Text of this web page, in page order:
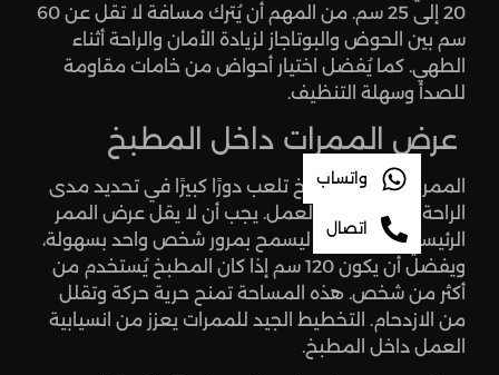
20 إلى 25 سم. من المهم أن يُترك مسافة لا تقل عن 60
سم بين الحوض والبوتاجاز لزيادة الأمان والراحة أثناء
الطهي. كما يُفضل اختيار أحواض من خامات مقاومة
للصدأ وسهلة التنظيف.
عرض الممرات داخل المطبخ
الممرات داخل المطبخ تلعب دورًا كبيرًا في تحديد مدى
الراحة أثناء الحركة والعمل. يجب أن لا يقل عرض الممر
الرئيسي عن 90 سم ليسمح بمرور شخص واحد بسهولة،
ويفضل أن يكون 120 سم إذا كان المطبخ يُستخدم من
أكثر من شخص. هذه المساحة تمنح حرية حركة وتقلل
من الازدحام. التخطيط الجيد للممرات يعزز من انسيابية
العمل داخل المطبخ.
واتساب
اتصال